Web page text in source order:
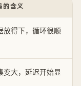
的含义
放得下，循环很顺
变大，延迟开始显